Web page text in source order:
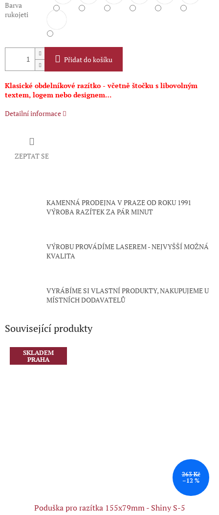
Barva
rukojeti
Přidat do košíku
Klasické obdelníkové razítko - včetně štočku s libovolným
textem, logem nebo designem…
Detailní informace
ZEPTAT SE
KAMENNÁ PRODEJNA V PRAZE OD ROKU 1991
VÝROBA RAZÍTEK ZA PÁR MINUT
VÝROBU PROVÁDÍME LASEREM - NEJVYŠŠÍ MOŽNÁ
KVALITA
VYRÁBÍME SI VLASTNÍ PRODUKTY, NAKUPUJEME U
MÍSTNÍCH DODAVATELŮ
Související produkty
SKLADEM
PRAHA
263 Kč
–12 %
Poduška pro razítka 155x79mm - Shiny S-5